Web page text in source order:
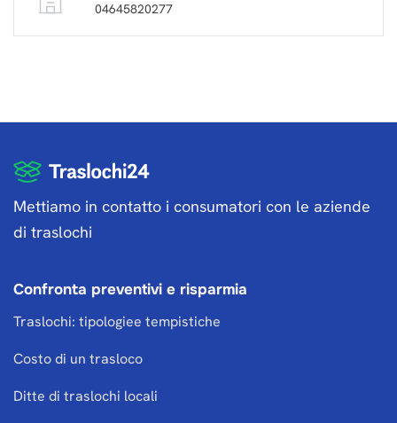
04645820277
Mettiamo in contatto i consumatori con le aziende
di traslochi
Confronta preventivi e risparmia
Traslochi: tipologiee tempistiche
Costo di un trasloco
Ditte di traslochi locali